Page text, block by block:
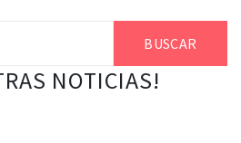
NOTICIAS!